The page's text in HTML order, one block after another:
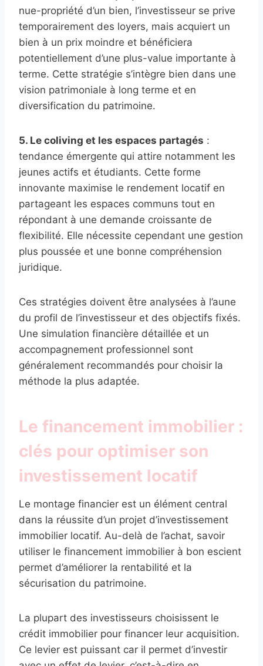
nue-propriété d’un bien, l’investisseur se prive
temporairement des loyers, mais acquiert un
bien à un prix moindre et bénéficiera
potentiellement d’une plus-value importante à
terme. Cette stratégie s’intègre bien dans une
vision patrimoniale à long terme et en
diversification du patrimoine.
5. Le coliving et les espaces partagés :
tendance émergente qui attire notamment les
jeunes actifs et étudiants. Cette forme
innovante maximise le rendement locatif en
partageant les espaces communs tout en
répondant à une demande croissante de
flexibilité. Elle nécessite cependant une gestion
plus poussée et une bonne compréhension
juridique.
Ces stratégies doivent être analysées à l’aune
du profil de l’investisseur et des objectifs fixés.
Une simulation financière détaillée et un
accompagnement professionnel sont
généralement recommandés pour choisir la
méthode la plus adaptée.
Le financement immobilier :
clés pour optimiser son
investissement locatif
Le montage financier est un élément central
dans la réussite d’un projet d’investissement
immobilier locatif. Au-delà de l’achat, savoir
utiliser le financement immobilier à bon escient
permet d’améliorer la rentabilité et la
sécurisation du patrimoine.
La plupart des investisseurs choisissent le
crédit immobilier pour financer leur acquisition.
Ce levier est puissant car il permet d’investir